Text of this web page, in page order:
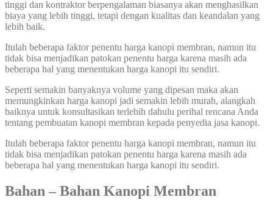
tinggi dan kontraktor berpengalaman biasanya akan menghasilkan
biaya yang lebih tinggi, tetapi dengan kualitas dan keandalan yang
lebih baik.
Itulah beberapa faktor penentu harga kanopi membran, namun itu
tidak bisa menjadikan patokan penentu harga karena masih ada
beberapa hal yang menentukan harga kanopi itu sendiri.
Seperti semakin banyaknya volume yang dipesan maka akan
memungkinkan harga kanopi jadi semakin lebih murah, alangkah
baiknya untuk konsultasikan terlebih dahulu perihal rencana Anda
tentang pembuatan kanopi membran kepada penyedia jasa kanopi.
Itulah beberapa faktor penentu harga kanopi membran, namun itu
tidak bisa menjadikan patokan penentu harga karena masih ada
beberapa hal yang menentukan harga kanopi itu sendiri.
Bahan – Bahan Kanopi Membran